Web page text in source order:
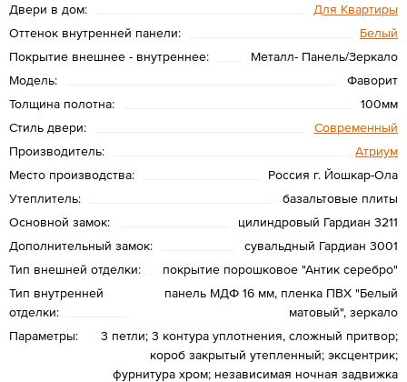
Двери в дом:
Для Квартиры
Оттенок внутренней панели:
Белый
Покрытие внешнее - внутреннее:
Металл- Панель/Зеркало
Модель:
Фаворит
Толщина полотна:
100мм
Стиль двери:
Современный
Производитель:
Атриум
Место производства:
Россия г. Йошкар-Ола
Утеплитель:
базальтовые плиты
Основной замок:
цилиндровый Гардиан 3211
Дополнительный замок:
сувальдный Гардиан 3001
Тип внешней отделки:
покрытие порошковое "Антик серебро"
Тип внутренней
отделки:
панель МДФ 16 мм, пленка ПВХ "Белый
матовый", зеркало
Параметры:
3 петли; 3 контура уплотнения, сложный притвор;
короб закрытый утепленный; эксцентрик;
фурнитура хром; независимая ночная задвижка